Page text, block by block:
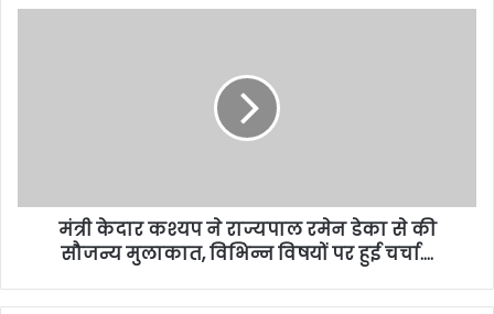
मंत्री केदार कश्यप ने राज्यपाल रमेन डेका से की
सौजन्य मुलाकात, विभिन्न विषयों पर हुई चर्चा….